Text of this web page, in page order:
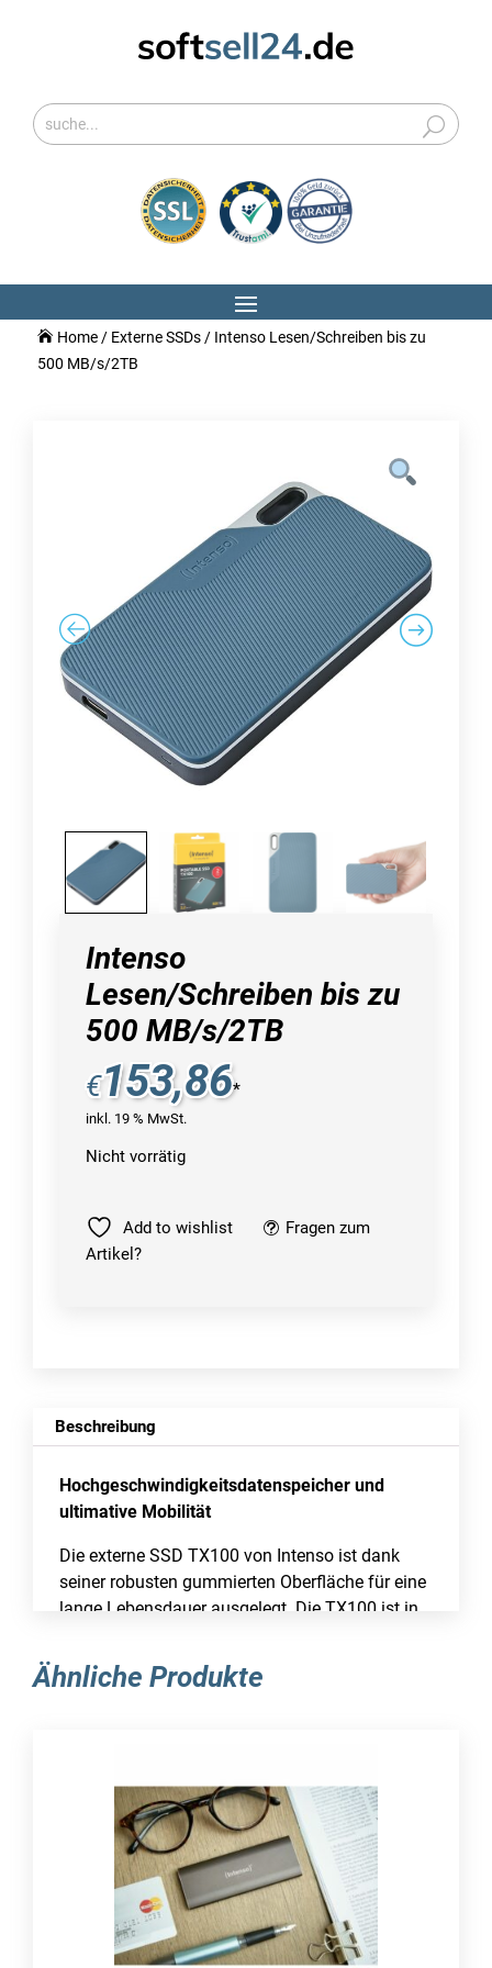
Home/ Externe SSDs/ Intenso Lesen/Schreiben bis zu
500 MB/s/2TB
Intenso
Lesen/Schreiben bis zu
500 MB/s/2TB
€153,86*
inkl. 19 % MwSt.
Nicht vorrätig
Add to wishlist
Fragen zum
Artikel?
Beschreibung
Hochgeschwindigkeitsdatenspeicher und
ultimative Mobilität
Die externe SSD TX100 von Intenso ist dank
seiner robusten gummierten Oberfläche für eine
lange Lebensdauer ausgelegt. Die TX100 ist in
bis hin zu 2 TB für deine größten digitalen
Abenteuer. Darüber hinaus ist die externe SSD
gewährleistet.Solid State Drive
SSD Speicherkapazität: 2 TB
Lesegeschwindigkeit: 500 MB/s
Anschlüsse und Schnittstellen
USB-Anschlusstyp: USB Typ-C
USB-Version: 3.2 Gen 1 (3.1 Gen 1)
Merkmale
Ähnliche Produkte